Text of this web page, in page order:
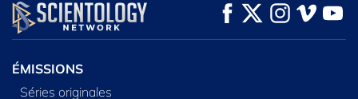
REGARDER REGARDER
DÉCOUVRIR LES
SÉRIES
ÉMISSIONS
Séries originales